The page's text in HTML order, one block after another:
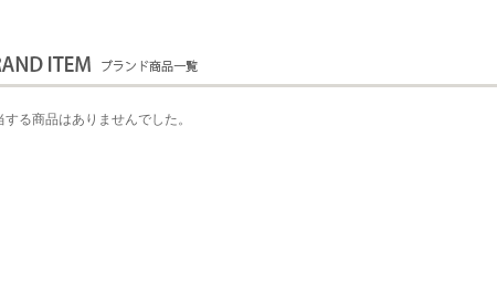
する商品はありませんでした。